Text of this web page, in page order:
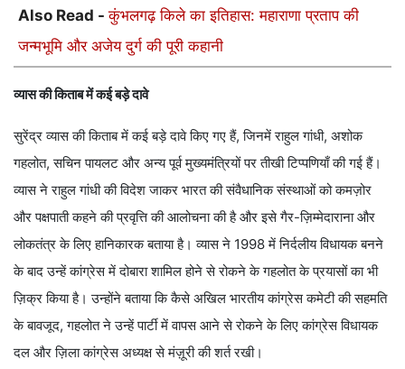
Also Read -कुंभलगढ़ किले का इतिहास: महाराणा प्रताप की
जन्मभूमि और अजेय दुर्ग की पूरी कहानी
व्यास की किताब में कई बड़े दावे
सुरेंद्र व्यास की किताब में कई बड़े दावे किए गए हैं, जिनमें राहुल गांधी, अशोक
गहलोत, सचिन पायलट और अन्य पूर्व मुख्यमंत्रियों पर तीखी टिप्पणियाँ की गई हैं।
व्यास ने राहुल गांधी की विदेश जाकर भारत की संवैधानिक संस्थाओं को कमज़ोर
और पक्षपाती कहने की प्रवृत्ति की आलोचना की है और इसे गैर-ज़िम्मेदाराना और
लोकतंत्र के लिए हानिकारक बताया है। व्यास ने 1998 में निर्दलीय विधायक बनने
के बाद उन्हें कांग्रेस में दोबारा शामिल होने से रोकने के गहलोत के प्रयासों का भी
ज़िक्र किया है। उन्होंने बताया कि कैसे अखिल भारतीय कांग्रेस कमेटी की सहमति
के बावजूद, गहलोत ने उन्हें पार्टी में वापस आने से रोकने के लिए कांग्रेस विधायक
दल और ज़िला कांग्रेस अध्यक्ष से मंज़ूरी की शर्त रखी।